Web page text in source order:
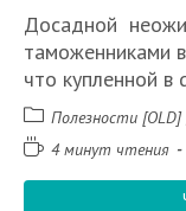
Досадной
таможенниками
что купленной
Рубрика
записи:
Полезности [OLD]
Время4 минут чтения